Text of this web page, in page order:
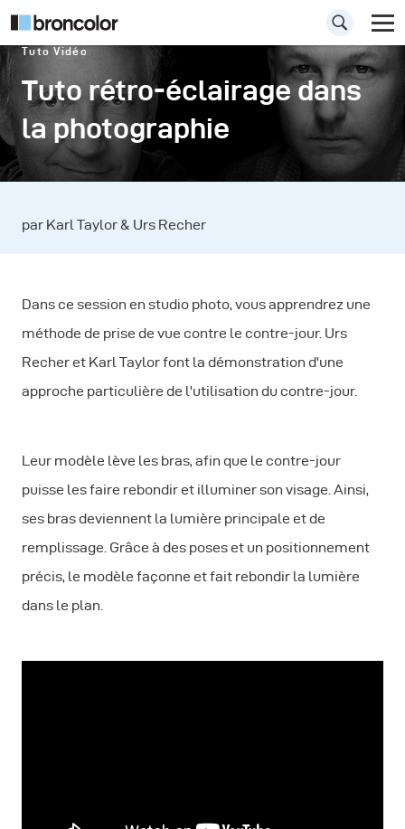
Tuto Vidéo
Tuto rétro-éclairage dans
la photographie
par Karl Taylor & Urs Recher
Dans ce session en studio photo, vous apprendrez une
méthode de prise de vue contre le contre-jour. Urs
Recher et Karl Taylor font la démonstration d'une
approche particulière de l'utilisation du contre-jour.
Leur modèle lève les bras, afin que le contre-jour
puisse les faire rebondir et illuminer son visage. Ainsi,
ses bras deviennent la lumière principale et de
remplissage. Grâce à des poses et un positionnement
précis, le modèle façonne et fait rebondir la lumière
dans le plan.